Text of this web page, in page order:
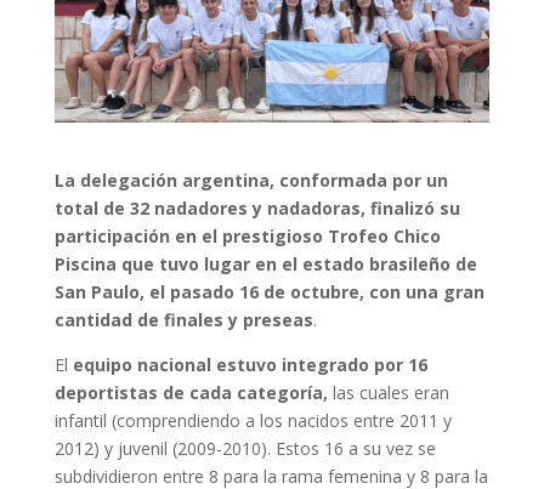
La delegación argentina, conformada por un
total de 32 nadadores y nadadoras, finalizó su
participación en el prestigioso Trofeo Chico
Piscina que tuvo lugar en el estado brasileño de
San Paulo, el pasado 16 de octubre, con una gran
cantidad de finales y preseas.
El equipo nacional estuvo integrado por 16
deportistas de cada categoría, las cuales eran
infantil (comprendiendo a los nacidos entre 2011 y
2012) y juvenil (2009-2010). Estos 16 a su vez se
subdividieron entre 8 para la rama femenina y 8 para la